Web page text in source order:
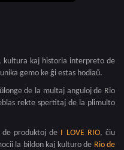
kultura kaj historia interpreto de
gemo ke ĝi estas hodiaŭ.
de la multaj anguloj de Rio
rekte spertitaj de la plimulto
produktoj de I LOVE RIO, ĉiu
la bildon kaj kulturo de Rio de